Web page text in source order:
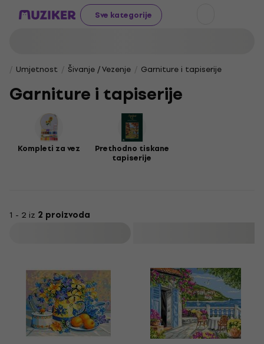
Sve kategorije
Umjetnost Šivanje / Vezenje Garniture i tapiserije
Garniture i tapiserije
Kompleti za vez Prethodno tiskane
tapiserije
1 - 2 iz 2 proizvoda